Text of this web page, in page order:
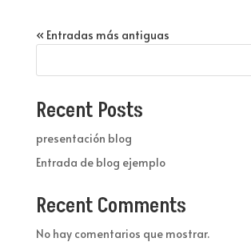
« Entradas más antiguas
Recent Posts
presentación blog
Entrada de blog ejemplo
Recent Comments
No hay comentarios que mostrar.